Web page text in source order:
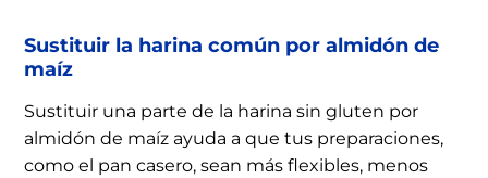
Sustituir la harina común por almidón de
maíz
Sustituir una parte de la harina sin gluten por
almidón de maíz ayuda a que tus preparaciones,
como el pan casero, sean más flexibles, menos